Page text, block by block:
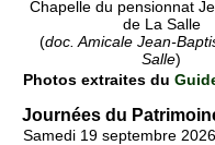
Chapelle du pensionnat
de La Salle
(doc. Amicale Jean-
Salle)
Photos extraites du
Journées du
Samedi 19 septembre